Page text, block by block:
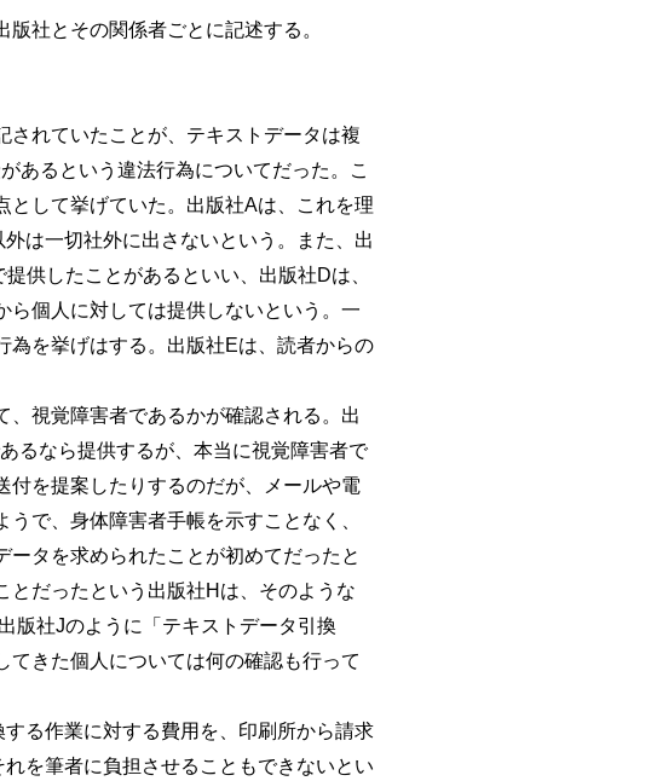
社とその関係者ごとに記述する。
れていたことが、テキストデータは複
あるという違法行為についてだった。こ
して挙げていた。出版社Aは、これを理
は一切社外に出さないという。また、出
供したことがあるといい、出版社Dは、
ら個人に対しては提供しないという。一
を挙げはする。出版社Eは、読者からの
視覚障害者であるかが確認される。出
るなら提供するが、本当に視覚障害者で
を提案したりするのだが、メールや電
で、身体障害者手帳を示すことなく、
タを求められたことが初めてだったと
とだったという出版社Hは、そのような
版社Jのように「テキストデータ引換
きた個人については何の確認も行って
る作業に対する費用を、印刷所から請求
を筆者に負担させることもできないとい